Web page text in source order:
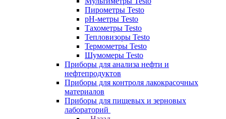
Пирометры Testo
pH-метры Testo
Тахометры Testo
Тепловизоры Testo
Термометры Testo
Шумомеры Testo
Приборы для анализа нефти и
нефтепродуктов
Приборы для контроля лакокрасочных
материалов
Приборы для пищевых и зерновых
лабораторий